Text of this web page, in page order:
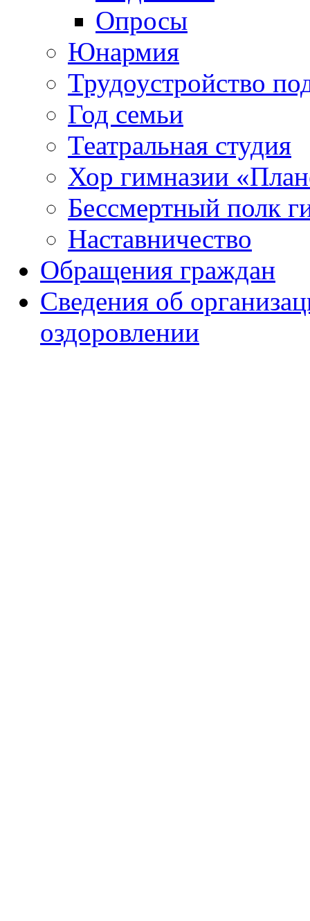
Опросы
Юнармия
Трудоустройство
Год семьи
Театральная студия
Хор гимназии
Бессмертный полк
Наставничество
Обращения граждан
Сведения об
оздоровлении